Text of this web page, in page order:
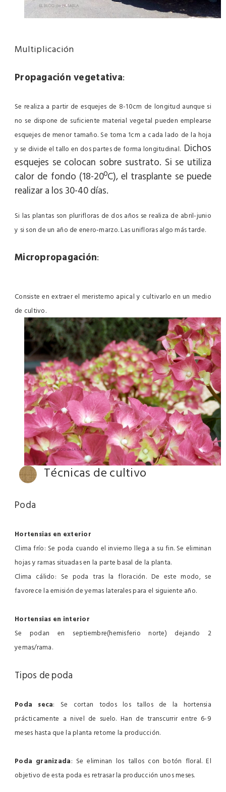
Multiplicación
Propagación vegetativa:
Se realiza a partir de esquejes de 8-10cm de longitud aunque si
no se dispone de suficiente material vegetal pueden emplearse
esquejes de menor tamaño. Se toma 1cm a cada lado de la hoja
y se divide el tallo en dos partes de forma longitudinal. Dichos
esquejes se colocan sobre sustrato. Si se utiliza
calor de fondo (18-20ºC), el trasplante se puede
realizar a los 30-40 días.
Si las plantas son plurifloras de dos años se realiza de abril-junio
y si son de un año de enero-marzo. Las unifloras algo más tarde.
Micropropagación:
Consiste en extraer el meristemo apical y cultivarlo en un medio
de cultivo.
Técnicas de cultivo
Poda
Hortensias en exterior
Clima frío: Se poda cuando el invierno llega a su fin. Se eliminan
hojas y ramas situadas en la parte basal de la planta.
Clima cálido: Se poda tras la floración. De este modo, se
favorece la emisión de yemas laterales para el siguiente año.
Hortensias en interior
Se podan en
septiembre(hemisferio norte) dejando 2
yemas/rama.
Tipos de poda
Poda seca: Se cortan todos los tallos de la hortensia
prácticamente a nivel de suelo. Han de transcurrir entre 6-9
meses hasta que la planta retome la producción.
Poda granizada: Se eliminan los tallos con botón floral. El
objetivo de esta poda es retrasar la producción unos meses.